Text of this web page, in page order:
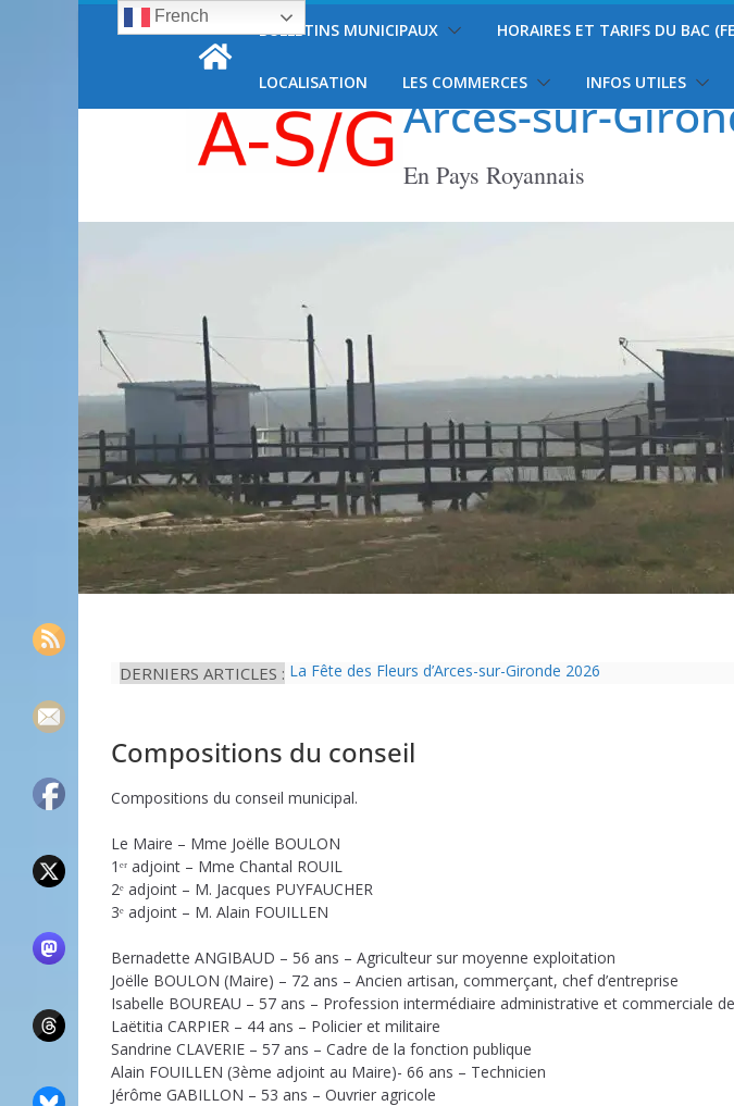
Passerdimanche, 9 août, 2026
Arces-sur-
En Pays Royannais
BULLETINS MUNICIPAUX HORAIRES ET TARIFS DU BAC
LOCALISATION LES COMMERCES INFOS UTILES
DERNIERS ARTICLES : La Fête des Fleurs d’Arces-sur-Gironde 2026
Il est interdit de tondre sa pelouse de 12h à 16h à partir du 7 juin
Une solution durable pour l’isolation des bâtiments avec le
Compositions du conseil
Compositions du conseil municipal.
Le Maire – Mme Joëlle BOULON
1ᵉʳ adjoint – Mme Chantal ROUIL
2ᵉ adjoint – M. Jacques PUYFAUCHER
3ᵉ adjoint – M. Alain FOUILLEN
Bernadette ANGIBAUD – 56 ans – Agriculteur sur moyenne exploitation
Joëlle BOULON (Maire) – 72 ans – Ancien artisan, commerçant, chef d’entreprise
Isabelle BOUREAU – 57 ans – Profession intermédiaire administrative et commerciale
Laëtitia CARPIER – 44 ans – Policier et militaire
Sandrine CLAVERIE – 57 ans – Cadre de la fonction publique
Alain FOUILLEN (3ème adjoint au Maire)- 66 ans – Technicien
Jérôme GABILLON – 53 ans – Ouvrier agricole
French